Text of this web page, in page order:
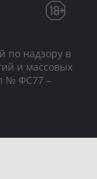
по надзору в
и массовых
№ ФС77 –